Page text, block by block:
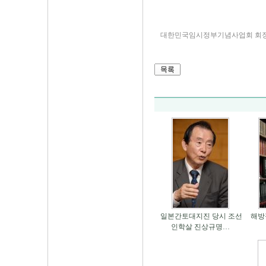
대한민국임시정부기념사업회 회
일본간토대지진 당시 조선
인학살 진상규명…
해